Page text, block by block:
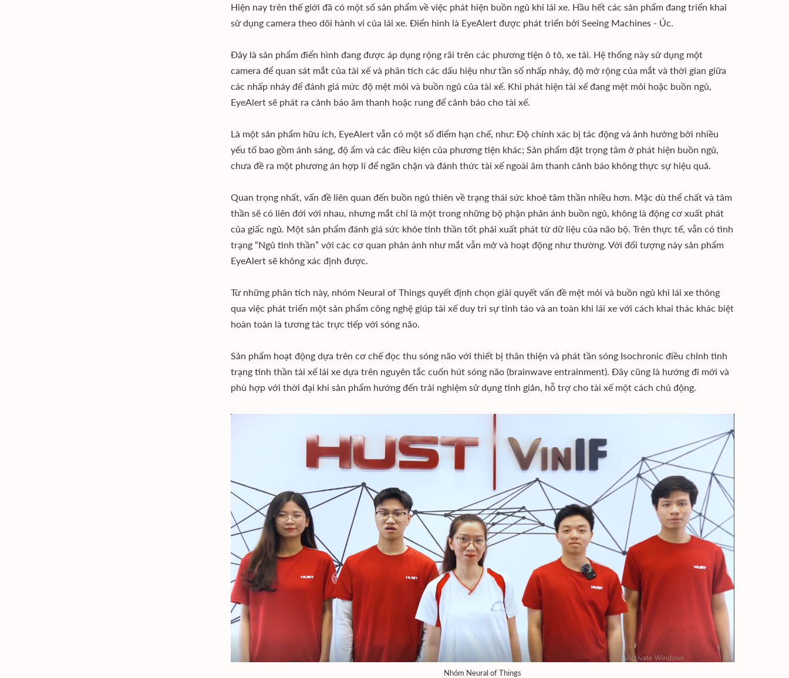
Hiện nay trên thế giới đã có một số sản phẩm về việc phát hiện buồn ngủ khi lái xe. Hầu hết các sản phẩm đang triển khai
sử dụng camera theo dõi hành vi của lái xe. Điển hình là EyeAlert được phát triển bởi Seeing Machines - Úc.
Đây là sản phẩm điển hình đang được áp dụng rộng rãi trên các phương tiện ô tô, xe tải. Hệ thống này sử dụng một
camera để quan sát mắt của tài xế và phân tích các dấu hiệu như tần số nhấp nháy, độ mở rộng của mắt và thời gian giữa
các nhấp nháy để đánh giá mức độ mệt mỏi và buồn ngủ của tài xế. Khi phát hiện tài xế đang mệt mỏi hoặc buồn ngủ,
EyeAlert sẽ phát ra cảnh báo âm thanh hoặc rung để cảnh báo cho tài xế.
Là một sản phẩm hữu ích, EyeAlert vẫn có một số điểm hạn chế, như: Độ chính xác bị tác động và ảnh hưởng bởi nhiều
yếu tố bao gồm ánh sáng, độ ẩm và các điều kiện của phương tiện khác; Sản phẩm đặt trọng tâm ở phát hiện buồn ngủ,
chưa đề ra một phương án hợp lí để ngăn chặn và đánh thức tài xế ngoài âm thanh cảnh báo không thực sự hiệu quả.
Quan trọng nhất, vấn đề liên quan đến buồn ngủ thiên về trạng thái sức khoẻ tâm thần nhiều hơn. Mặc dù thể chất và tâm
thần sẽ có liên đới với nhau, nhưng mắt chỉ là một trong những bộ phận phản ánh buồn ngủ, không là động cơ xuất phát
của giấc ngủ. Một sản phẩm đánh giá sức khỏe tinh thần tốt phải xuất phát từ dữ liệu của não bộ. Trên thực tế, vẫn có tình
trạng “Ngủ tinh thần” với các cơ quan phản ánh như mắt vẫn mở và hoạt động như thường. Với đối tượng này sản phẩm
EyeAlert sẽ không xác định được.
Từ những phân tích này, nhóm Neural of Things quyết định chọn giải quyết vấn đề mệt mỏi và buồn ngủ khi lái xe thông
qua việc phát triển một sản phẩm công nghệ giúp tài xế duy trì sự tỉnh táo và an toàn khi lái xe với cách khai thác khác biệt
hoàn toàn là tương tác trực tiếp với sóng não.
Sản phẩm hoạt động dựa trên cơ chế đọc thu sóng não với thiết bị thân thiện và phát tần sóng Isochronic điều chỉnh tình
trạng tinh thần tài xế lái xe dựa trên nguyên tắc cuốn hút sóng não (brainwave entrainment). Đây cũng là hướng đi mới và
phù hợp với thời đại khi sản phẩm hướng đến trải nghiệm sử dụng tinh giản, hỗ trợ cho tài xế một cách chủ động.
Nhóm Neural of Things